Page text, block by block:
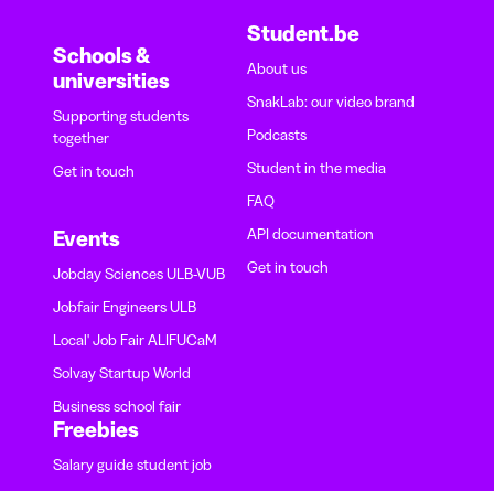
Schools &
universities
Supporting students
together
Get in touch
Events
Jobday Sciences ULB-VUB
Jobfair Engineers ULB
Local' Job Fair ALIFUCaM
Solvay Startup World
Business school fair
Student.be
About us
SnakLab: our video brand
Podcasts
Student in the media
FAQ
API documentation
Get in touch
Freebies
Salary guide student job